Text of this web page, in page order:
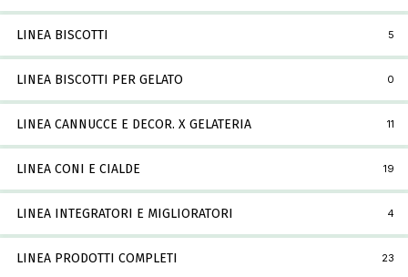
LINEA BISCOTTI 5
LINEA BISCOTTI PER GELATO 0
LINEA CANNUCCE E DECOR. X GELATERIA 11
LINEA CONI E CIALDE 19
LINEA INTEGRATORI E MIGLIORATORI 4
LINEA PRODOTTI COMPLETI 23